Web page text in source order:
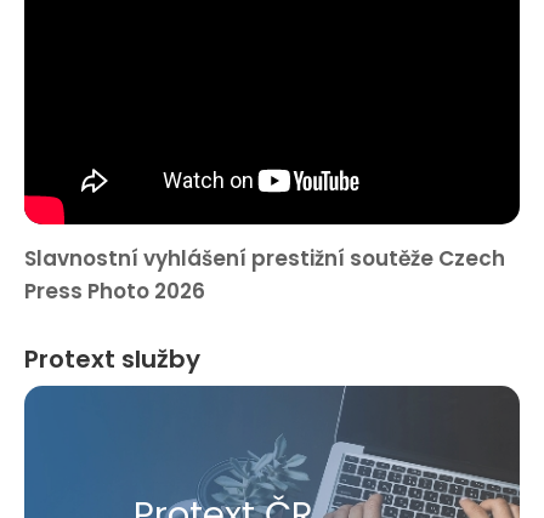
Slavnostní vyhlášení prestižní soutěže Czech
Press Photo 2026
Protext služby